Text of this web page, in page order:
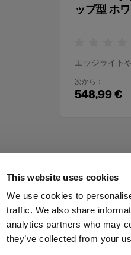
This website uses cookies
We use cookies to
traffic. We also share
analytics partners who may
they’ve collected from your
ップ型 ホ
エッジライト
次から：
548,99 €
サポート 採用情報 プレス